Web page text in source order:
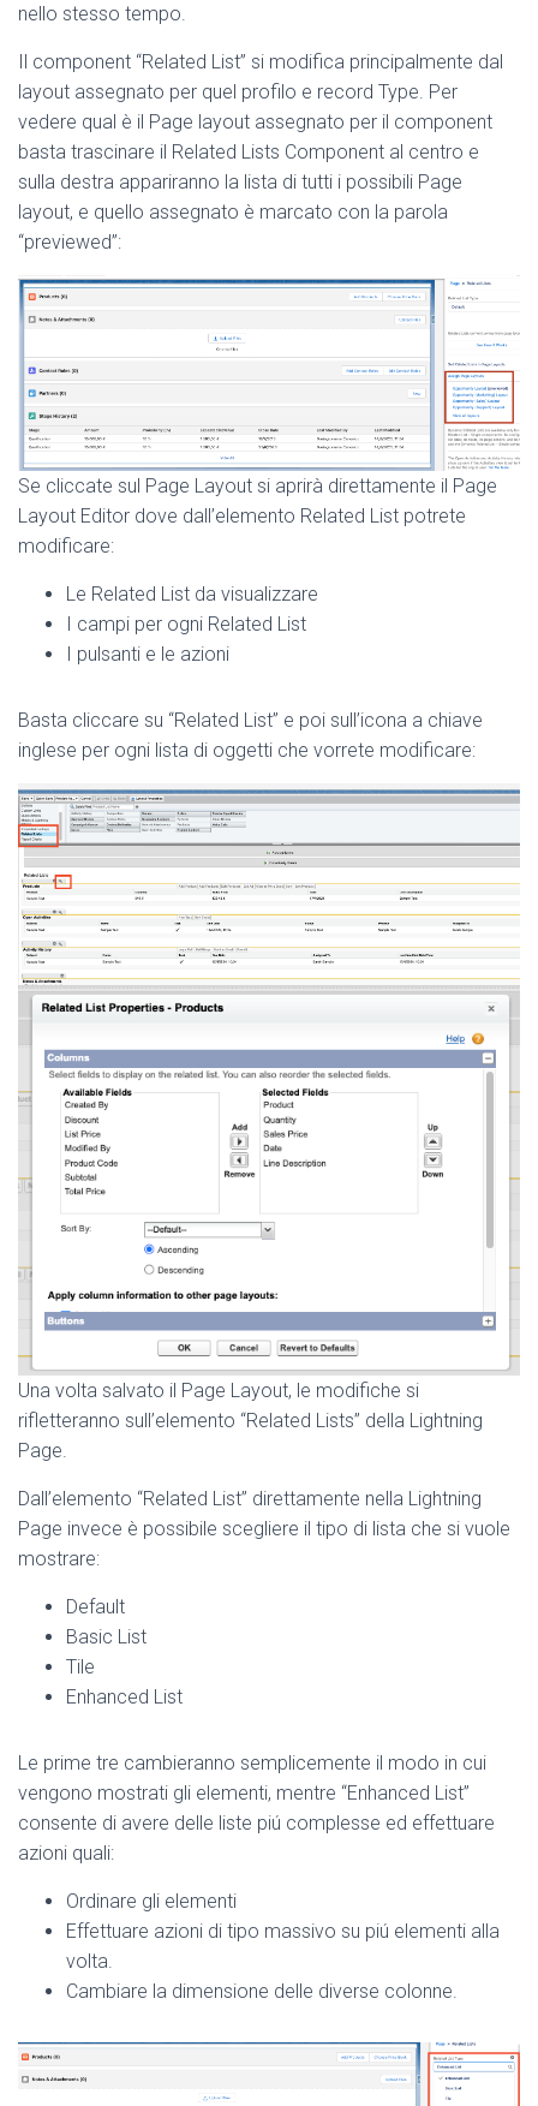
nello stesso tempo.
Il component “Related List” si modifica principalmente dal
layout assegnato per quel profilo e record Type. Per
vedere qual è il Page layout assegnato per il component
basta trascinare il Related Lists Component al centro e
sulla destra appariranno la lista di tutti i possibili Page
layout, e quello assegnato è marcato con la parola
“previewed”:
Se cliccate sul Page Layout si aprirà direttamente il Page
Layout Editor dove dall’elemento Related List potrete
modificare:
Le Related List da visualizzare
I campi per ogni Related List
I pulsanti e le azioni
Basta cliccare su “Related List” e poi sull’icona a chiave
inglese per ogni lista di oggetti che vorrete modificare:
Una volta salvato il Page Layout, le modifiche si
rifletteranno sull’elemento “Related Lists” della Lightning
Page.
Dall’elemento “Related List” direttamente nella Lightning
Page invece è possibile scegliere il tipo di lista che si vuole
mostrare:
Default
Basic List
Tile
Enhanced List
Le prime tre cambieranno semplicemente il modo in cui
vengono mostrati gli elementi, mentre “Enhanced List”
consente di avere delle liste piú complesse ed effettuare
azioni quali:
Ordinare gli elementi
Effettuare azioni di tipo massivo su piú elementi alla
volta.
Cambiare la dimensione delle diverse colonne.